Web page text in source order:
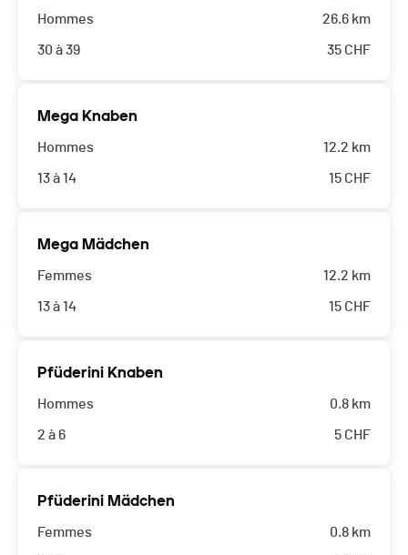
Hommes
30 à 39
26.6 km
35 CHF
Mega Knaben
Hommes
13 à 14
12.2 km
15 CHF
Mega Mädchen
Femmes
13 à 14
12.2 km
15 CHF
Pfüderini Knaben
Hommes
2 à 6
0.8 km
5 CHF
Pfüderini Mädchen
Femmes 0.8 km